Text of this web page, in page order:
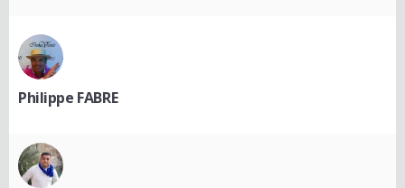
Philippe FABRE